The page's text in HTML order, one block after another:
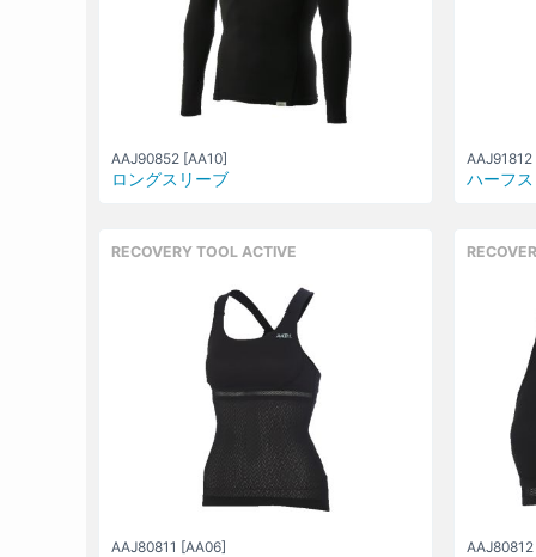
AAJ90852 [AA10]
ロングスリーブ
AAJ91812
ハーフ
RECOVERY TOOL ACTIVE
AAJ80811 [AA06]